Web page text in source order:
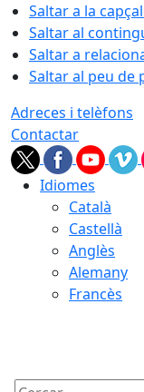
Saltar a la
Saltar al
Saltar a
Saltar al peu de
Adreces i telèfons
Contactar
Idiomes
Català
Castellà
Anglès
Alemany
Francès